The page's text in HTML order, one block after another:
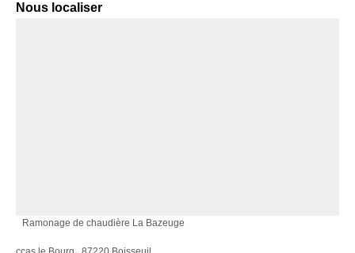
Nous localiser
Ramonage de chaudière La Bazeuge